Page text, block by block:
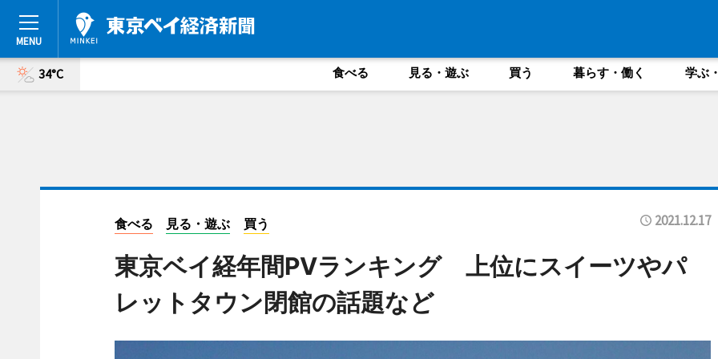
34°C 食べる 見る・遊ぶ 買う 暮らす・働く 学ぶ
食べる 見る・遊ぶ 買う 2021.12.17
東京ベイ経年間PVランキング 上位にスイーツやパ
レットタウン閉館の話題など